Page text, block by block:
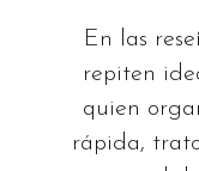
En las
repiten
quien
rápida,